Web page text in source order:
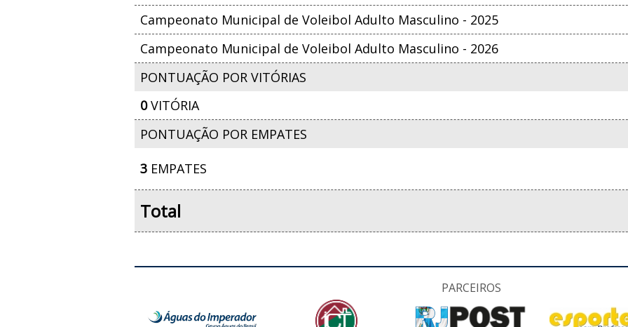
Campeonato Municipal de Voleibol Adulto Masculino - 2025
Campeonato Municipal de Voleibol Adulto Masculino - 2026
PONTUAÇÃO POR VITÓRIAS
0VITÓRIA
PONTUAÇÃO POR EMPATES
3 EMPATES
Total
PARCEIROS